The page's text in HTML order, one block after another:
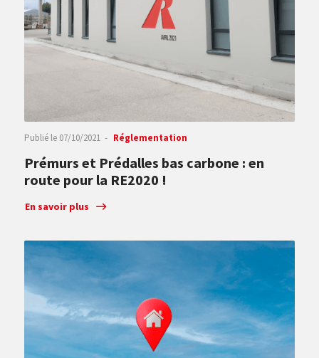
Publié le 07/10/2021 Réglementation
Prémurs et Prédalles bas carbone : en
route pour la RE2020 !
En savoir plus